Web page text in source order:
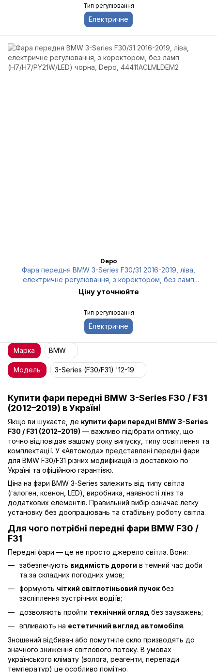
Тип регулювання
Електричне
Depo
Фара передня BMW 3-Series F30/31 2016-2019, ліва,
електричне регулювання, з коректором, без ламп
(H7/H7/PY21W/LED) чорна, Depo, 44411ACLMLDEM2
Ціну уточнюйте
Тип регулювання
Електричне
Купити фари передні BMW 3-Series F30 / F31
(2012–2019) в Україні
Якщо ви шукаєте, де купити фари передні BMW 3-Series
F30 / F31 (2012–2019) — важливо підібрати оптику, що
точно відповідає вашому року випуску, типу освітлення та
комплектації. У «Автомода» представлені передні фари
для BMW F30/F31 різних модифікацій із доставкою по
Україні та офіційною гарантією.
Ціна на фари BMW 3-Series залежить від типу світла
(галоген, ксенон, LED), виробника, наявності лінз та
додаткових елементів. Правильний вибір означає легку
установку без доопрацювань та стабільну роботу світла.
Для чого потрібні передні фари BMW F30 /
F31
Передні фари — це не просто джерело світла. Вони:
забезпечують видимість дороги в темний час доби
та за складних погодних умов;
формують чіткий світлотіньовий пучок без
засліплення зустрічних водіїв;
дозволяють пройти технічний огляд без зауважень;
впливають на естетичний вигляд автомобіля.
Зношений відбивач або помутніле скло призводять до
значного зниження світлового потоку. В умовах
українського клімату (волога, реагенти, перепади
температур) це особливо помітно.
Марка BMW
Модель 3-Series (F30/F31) '12-19